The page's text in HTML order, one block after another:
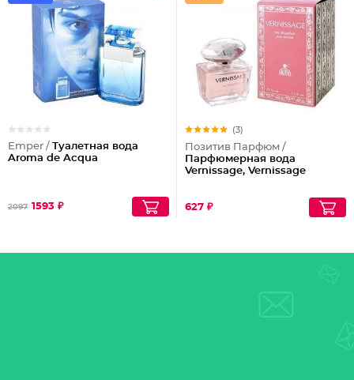
Emper / Туалетная вода
Aroma de Acqua
2097 1593 ₽
(3)
Позитив Парфюм /
Парфюмерная вода
Vernissage, Vernissage
627 ₽